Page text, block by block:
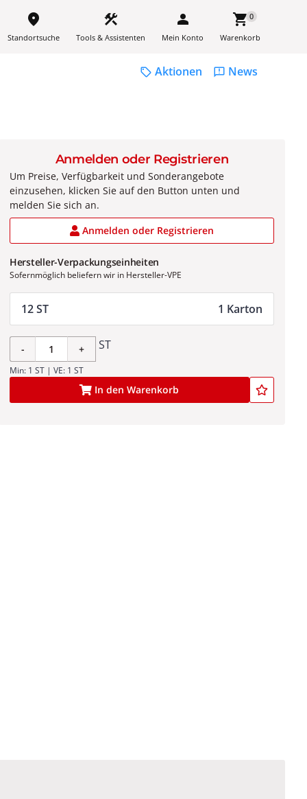
place
Standortsuche
construction
Tools & Assistenten
person
Mein Konto
shopping_cart0
Warenkorb
sell Aktionen feedback News
Anmelden oder Registrieren
Um Preise, Verfügbarkeit und Sonderangebote
einzusehen, klicken Sie auf den Button unten und
melden Sie sich an.
Anmelden oder Registrieren
Hersteller-Verpackungseinheiten
Sofernmöglich beliefern wir in Hersteller-VPE
12 ST 1 Karton
- + ST
Min: 1 ST | VE: 1 ST
In den Warenkorb